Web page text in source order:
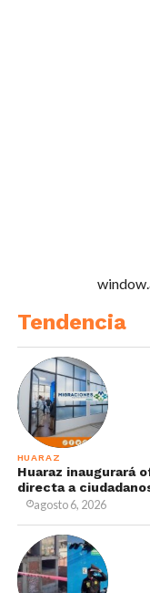
Tendencia
HUARAZ
Huaraz inaugurará
directa a
agosto 6, 2026